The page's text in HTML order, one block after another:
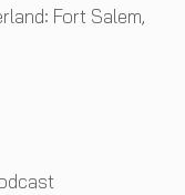
Fort Salem,